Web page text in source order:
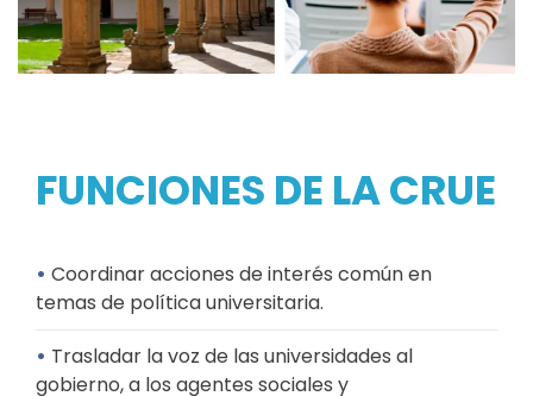
FUNCIONES DE LA CRUE
• Coordinar acciones de interés común en
temas de política universitaria.
• Trasladar la voz de las universidades al
gobierno, a los agentes sociales y